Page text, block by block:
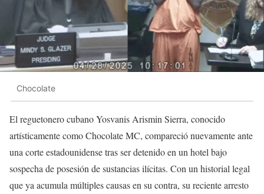
Chocolate
El reguetonero cubano Yosvanis Arismin Sierra, conocido
artísticamente como Chocolate MC, compareció nuevamente ante
una corte estadounidense tras ser detenido en un hotel bajo
sospecha de posesión de sustancias ilícitas. Con un historial legal
que ya acumula múltiples causas en su contra, su reciente arresto